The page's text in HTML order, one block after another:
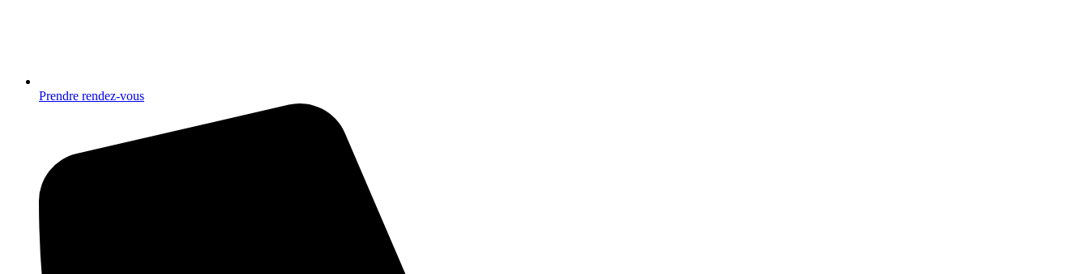
Prendre rendez-vous